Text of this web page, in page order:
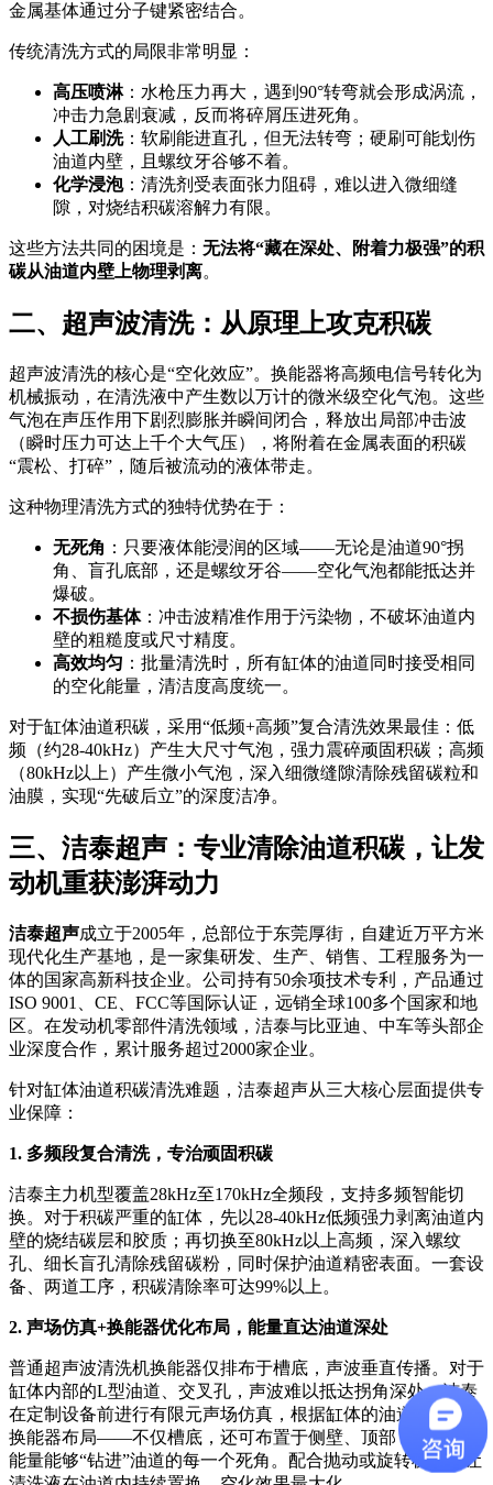
金属基体通过分子键紧密结合。
传统清洗方式的局限非常明显：
高压喷淋：水枪压力再大，遇到90°转弯就会形成涡流，
冲击力急剧衰减，反而将碎屑压进死角。
人工刷洗：软刷能进直孔，但无法转弯；硬刷可能划伤
油道内壁，且螺纹牙谷够不着。
化学浸泡：清洗剂受表面张力阻碍，难以进入微细缝
隙，对烧结积碳溶解力有限。
这些方法共同的困境是： 无法将“藏在深处、附着力极强”的积
碳从油道内壁上物理剥离。
二、超声波清洗：从原理上攻克积碳
超声波清洗的核心是“空化效应”。换能器将高频电信号转化为
机械振动，在清洗液中产生数以万计的微米级空化气泡。这些
气泡在声压作用下剧烈膨胀并瞬间闭合，释放出局部冲击波
（瞬时压力可达上千个大气压），将附着在金属表面的积碳
“震松、打碎”，随后被流动的液体带走。
这种物理清洗方式的独特优势在于：
无死角 ：只要液体能浸润的区域——无论是油道90°拐
角、盲孔底部，还是螺纹牙谷——空化气泡都能抵达并
爆破。
不损伤基体：冲击波精准作用于污染物，不破坏油道内
壁的粗糙度或尺寸精度。
高效均匀 ：批量清洗时，所有缸体的油道同时接受相同
的空化能量，清洁度高度统一。
对于缸体油道积碳，采用“低频+高频”复合清洗效果最佳：低
频（约28-40kHz）产生大尺寸气泡，强力震碎顽固积碳；高频
（80kHz以上）产生微小气泡，深入细微缝隙清除残留碳粒和
油膜，实现“先破后立”的深度洁净。
三、洁泰超声：专业清除油道积碳，让发
动机重获澎湃动力
洁泰超声成立于2005年，总部位于东莞厚街，自建近万平方米
现代化生产基地，是一家集研发、生产、销售、工程服务为一
体的国家高新科技企业。公司持有50余项技术专利，产品通过
ISO 9001、CE、FCC等国际认证，远销全球100多个国家和地
区。在发动机零部件清洗领域，洁泰与比亚迪、中车等头部企
业深度合作，累计服务超过2000家企业。
针对缸体油道积碳清洗难题，洁泰超声从三大核心层面提供专
业保障：
1. 多频段复合清洗，专治顽固积碳
洁泰主力机型覆盖28kHz至170kHz全频段，支持多频智能切
换。对于积碳严重的缸体，先以28-40kHz低频强力剥离油道内
壁的烧结碳层和胶质；再切换至80kHz以上高频，深入螺纹
孔、细长盲孔清除残留碳粉，同时保护油道精密表面。一套设
备、两道工序，积碳清除率可达99%以上。
2. 声场仿真+换能器优化布局，能量直达油道深处
普通超声波清洗机换能器仅排布于槽底，声波垂直传播。对于
缸体内部的L型油道、交叉孔，声波难以抵达拐角深处。洁泰
在定制设备前进行有限元声场仿真，根据缸体的油道走向优化
换能器布局——不仅槽底，还可布置于侧壁、顶部，确保超声
能量能够“钻进”油道的每一个死角。配合抛动或旋转机构，让